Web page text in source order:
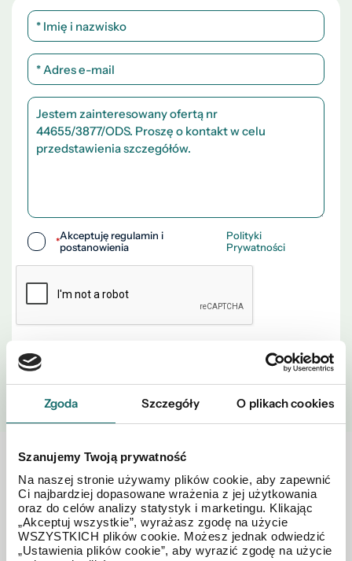
Zgoda Szczegóły O plikach cookies
Szanujemy Twoją prywatność
Na naszej stronie używamy plików cookie, aby zapewnić
Ci najbardziej dopasowane wrażenia z jej użytkowania
oraz do celów analizy statystyk i marketingu. Klikając
„Akceptuj wszystkie”, wyrażasz zgodę na użycie
WSZYSTKICH plików cookie. Możesz jednak odwiedzić
„Ustawienia plików cookie”, aby wyrazić zgodę na użycie
*Akceptuję regulamin i
postanowienia
Polityki
Prywatności
WYŚLIJ
Zobacz również w okolicy